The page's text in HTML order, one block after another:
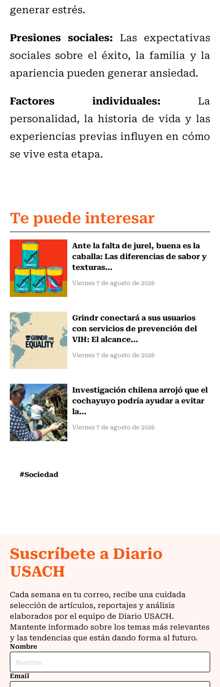
generar estrés.
Presiones sociales: Las expectativas
sociales sobre el éxito, la familia y la
apariencia pueden generar ansiedad.
Factores individuales: La
personalidad, la historia de vida y las
experiencias previas influyen en cómo
se vive esta etapa.
Te puede interesar
Ante la falta de jurel, buena es la
caballa: Las diferencias de sabor y
texturas...
Viernes 7 de agosto de 2026
Grindr conectará a sus usuarios
con servicios de prevención del
VIH: El alcance...
Viernes 7 de agosto de 2026
Investigación chilena arrojó que el
cochayuyo podría ayudar a evitar
la...
Viernes 7 de agosto de 2026
#Sociedad